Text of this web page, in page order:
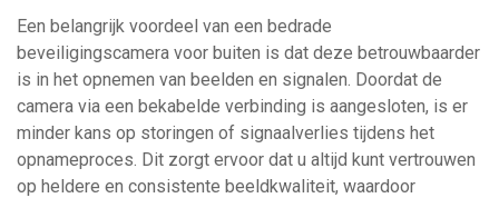
Een belangrijk voordeel van een bedrade
beveiligingscamera voor buiten is dat deze betrouwbaarder
is in het opnemen van beelden en signalen. Doordat de
camera via een bekabelde verbinding is aangesloten, is er
minder kans op storingen of signaalverlies tijdens het
opnameproces. Dit zorgt ervoor dat u altijd kunt vertrouwen
op heldere en consistente beeldkwaliteit, waardoor